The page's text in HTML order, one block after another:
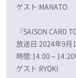
ゲスト:MANATO
『SAISON CARD
放送日:2024年9月
時間:14:00～
ゲスト:RYOKI